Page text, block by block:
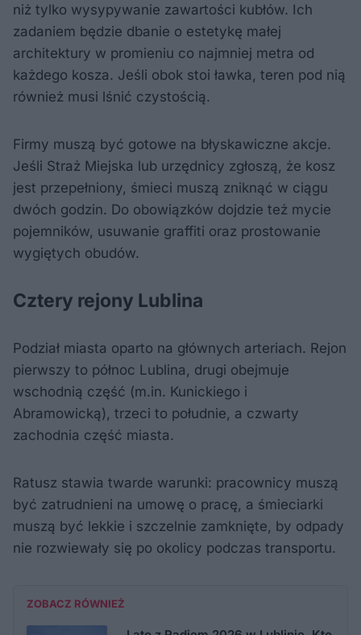
niż tylko wysypywanie zawartości kubłów. Ich
zadaniem będzie dbanie o estetykę małej
architektury w promieniu co najmniej metra od
każdego kosza. Jeśli obok stoi ławka, teren pod nią
również musi lśnić czystością.
Firmy muszą być gotowe na błyskawiczne akcje.
Jeśli Straż Miejska lub urzędnicy zgłoszą, że kosz
jest przepełniony, śmieci muszą zniknąć w ciągu
dwóch godzin. Do obowiązków dojdzie też mycie
pojemników, usuwanie graffiti oraz prostowanie
wygiętych obudów.
Cztery rejony Lublina
Podział miasta oparto na głównych arteriach. Rejon
pierwszy to północ Lublina, drugi obejmuje
wschodnią część (m.in. Kunickiego i
Abramowicką), trzeci to południe, a czwarty
zachodnia część miasta.
Ratusz stawia twarde warunki: pracownicy muszą
być zatrudnieni na umowę o pracę, a śmieciarki
muszą być lekkie i szczelnie zamknięte, by odpady
nie rozwiewały się po okolicy podczas transportu.
ZOBACZ RÓWNIEŻ